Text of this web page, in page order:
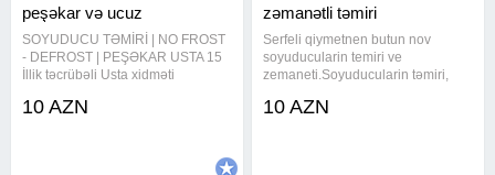
peşəkar və ucuz
SOYUDUCU TƏMİRİ | NO FROST
- DEFROST | PEŞƏKAR USTA 15
İllik təcrübəli Usta xidməti
servis xidməti Görülən işlərə
10 AZN
zəmanətli təmiri
Serfeli qiymetnen butun nov
soyuducularin temiri ve
zemaneti.Soyuducularin təmiri,
xidməti bizde. Bizim esas isimiz
10 AZN